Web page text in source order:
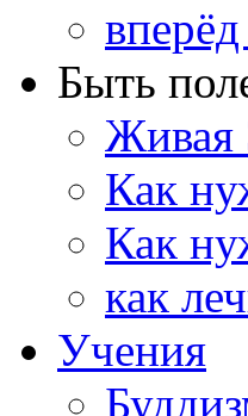
Быть
Живая
Как
Как
как
Учения